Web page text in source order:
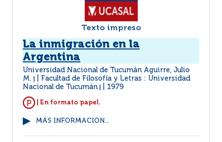
Texto impreso
La inmigración en la
Argentina
Universidad Nacional de Tucumán Aguirre, Julio
M.
Facultad de Filosofía y Letras : Universidad
Nacional de Tucumán
1979
| En formato papel.
MÁS INFORMACIÓN...